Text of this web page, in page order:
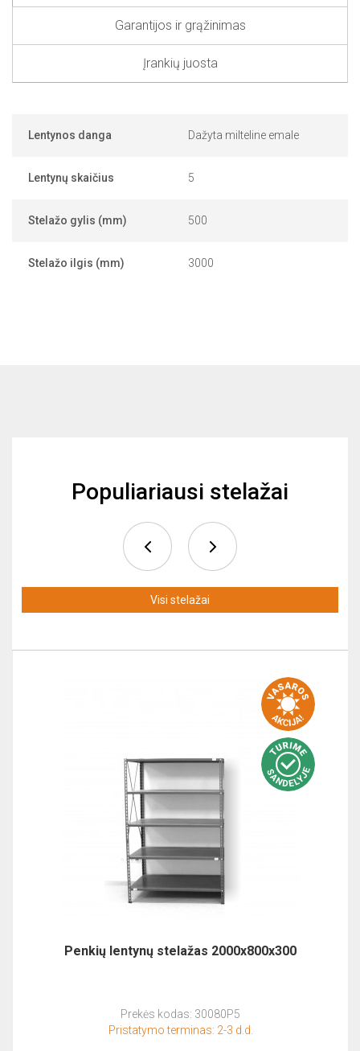
Garantijos ir grąžinimas
Įrankių juosta
Lentynos danga Dažyta milteline emale
Lentynų skaičius 5
Stelažo gylis (mm) 500
Stelažo ilgis (mm) 3000
Populiariausi stelažai
Visi stelažai
Penkių lentynų stelažas 2000x800x300
Prekės kodas: 30080P5
Pristatymo terminas: 2-3 d.d.